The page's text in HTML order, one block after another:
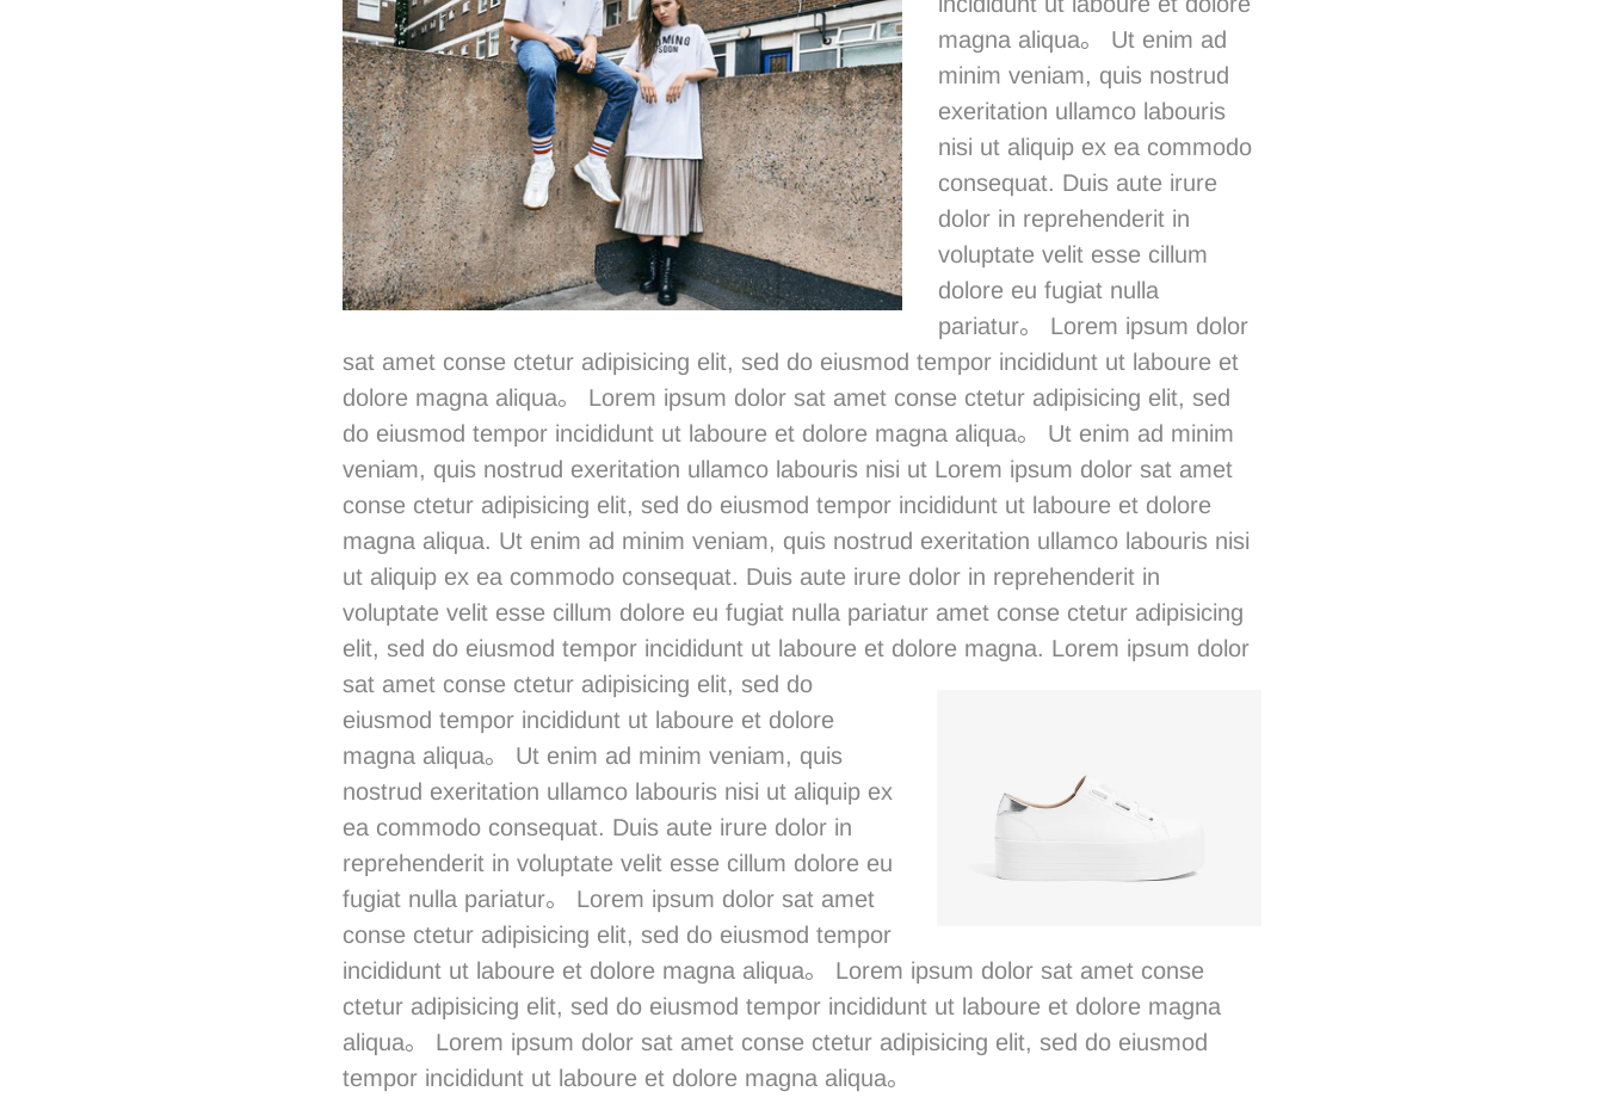
magna aliqua。 Ut enim ad
minim veniam, quis nostrud
exeritation ullamco labouris
nisi ut aliquip ex ea commodo
consequat. Duis aute irure
dolor in reprehenderit in
voluptate velit esse cillum
dolore eu fugiat nulla
pariatur。 Lorem ipsum dolor
sat amet conse ctetur adipisicing elit, sed do eiusmod tempor incididunt ut laboure et
dolore magna aliqua。 Lorem ipsum dolor sat amet conse ctetur adipisicing elit, sed
do eiusmod tempor incididunt ut laboure et dolore magna aliqua。 Ut enim ad minim
veniam, quis nostrud exeritation ullamco labouris nisi ut Lorem ipsum dolor sat amet
conse ctetur adipisicing elit, sed do eiusmod tempor incididunt ut laboure et dolore
magna aliqua. Ut enim ad minim veniam, quis nostrud exeritation ullamco labouris nisi
ut aliquip ex ea commodo consequat. Duis aute irure dolor in reprehenderit in
voluptate velit esse cillum dolore eu fugiat nulla pariatur amet conse ctetur adipisicing
elit, sed do eiusmod tempor incididunt ut laboure et dolore magna. Lorem ipsum dolor
sat amet conse ctetur adipisicing elit, sed do
eiusmod tempor incididunt ut laboure et dolore
magna aliqua。 Ut enim ad minim veniam, quis
nostrud exeritation ullamco labouris nisi ut aliquip ex
ea commodo consequat. Duis aute irure dolor in
reprehenderit in voluptate velit esse cillum dolore eu
fugiat nulla pariatur。 Lorem ipsum dolor sat amet
conse ctetur adipisicing elit, sed do eiusmod tempor
incididunt ut laboure et dolore magna aliqua。 Lorem ipsum dolor sat amet conse
ctetur adipisicing elit, sed do eiusmod tempor incididunt ut laboure et dolore magna
aliqua。 Lorem ipsum dolor sat amet conse ctetur adipisicing elit, sed do eiusmod
tempor incididunt ut laboure et dolore magna aliqua。